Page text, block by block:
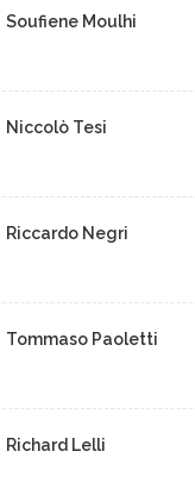
Soufiene Moulhi
Niccolò Tesi
Riccardo Negri
Tommaso Paoletti
Richard Lelli